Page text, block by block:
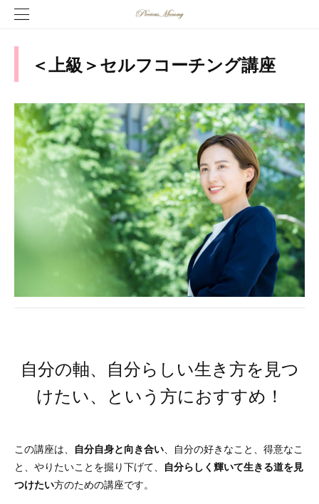
＜上級＞セルフコーチング講座
自分の軸、自分らしい生き方を見つ
けたい、という方におすすめ！
この講座は、 自分自身と向き合い、自分の好きなこと、得意なこ
と、やりたいことを掘り下げて、 自分らしく輝いて生きる道を見
つけたい方のための講座です。